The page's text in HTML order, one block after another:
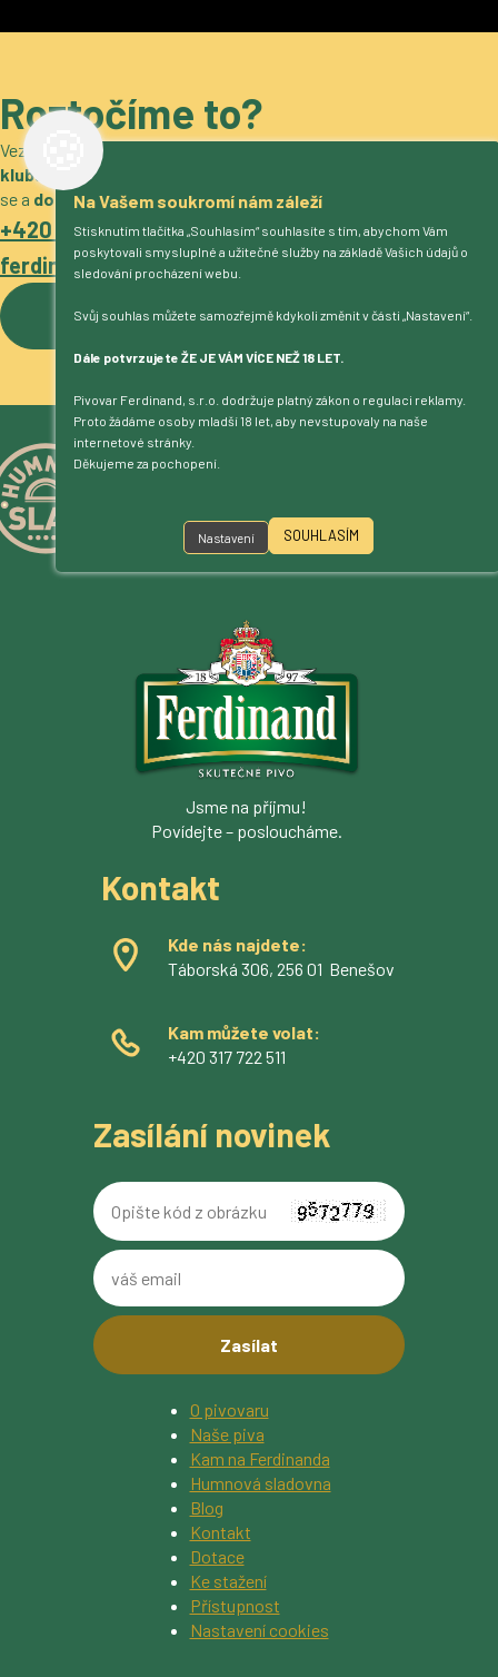
Na Vašem soukromí nám záleží
Stisknutím tlačítka „Souhlasím“ souhlasíte s tím, abychom Vám
poskytovali smysluplné a užitečné služby na základě Vašich údajů o
sledování procházení webu.
Svůj souhlas můžete samozřejmě kdykoli změnit v části „Nastavení“.
Dále potvrzujete ŽE JE VÁM VÍCE NEŽ 18 LET.
Pivovar Ferdinand, s.r.o. dodržuje platný zákon o regulaci reklamy.
Proto žádáme osoby mladší 18 let, aby nevstupovaly na naše
internetové stránky.
Děkujeme za pochopení.
Nastavení SOUHLASÍM
Roztočíme to?
Vezměte si naše pivo
do obchodu, restaurace, stánek nebo do
klubu
. Máme zajímavé nabídky
se a domluvíme podrobnosti.
+420 317 722 511
ferdinand@pivovarferdinand.cz
Více o pivovaru
O pivovaru
Naše piva
Kam na Ferdinanda
Humnová sladovna
Blog
Kontakt
Dotace
Ke stažení
Přístupnost
Nastavení cookies
Jsme na příjmu!
Povídejte – posloucháme.
Kontakt
Kde nás najdete:
Táborská 306, 256 01 Benešov
Kam můžete volat:
+420 317 722 511
Zasílání novinek
Opište
kód
váš
email